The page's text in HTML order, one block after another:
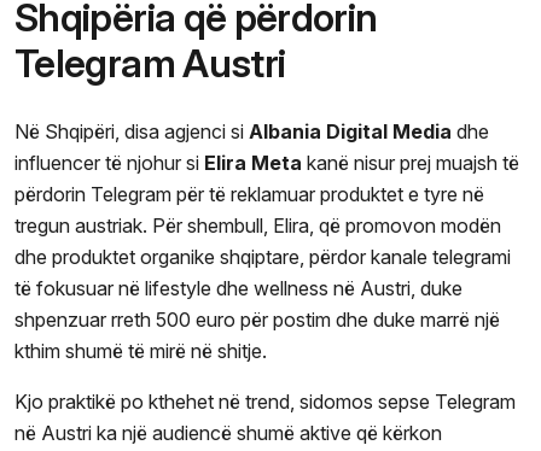
Shqipëria që përdorin
Telegram Austri
Në Shqipëri, disa agjenci si Albania Digital Media dhe
influencer të njohur si Elira Meta kanë nisur prej muajsh të
përdorin Telegram për të reklamuar produktet e tyre në
tregun austriak. Për shembull, Elira, që promovon modën
dhe produktet organike shqiptare, përdor kanale telegrami
të fokusuar në lifestyle dhe wellness në Austri, duke
shpenzuar rreth 500 euro për postim dhe duke marrë një
kthim shumë të mirë në shitje.
Kjo praktikë po kthehet në trend, sidomos sepse Telegram
në Austri ka një audiencë shumë aktive që kërkon